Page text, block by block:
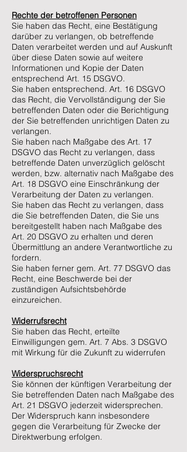
Rechte der betroffenen Personen
Sie haben das Recht, eine Bestätigung
darüber zu verlangen, ob betreffende
Daten verarbeitet werden und auf Auskunft
über diese Daten sowie auf weitere
Informationen und Kopie der Daten
entsprechend Art. 15 DSGVO.
Sie haben entsprechend. Art. 16 DSGVO
das Recht, die Vervollständigung der Sie
betreffenden Daten oder die Berichtigung
der Sie betreffenden unrichtigen Daten zu
verlangen.
Sie haben nach Maßgabe des Art. 17
DSGVO das Recht zu verlangen, dass
betreffende Daten unverzüglich gelöscht
werden, bzw. alternativ nach Maßgabe des
Art. 18 DSGVO eine Einschränkung der
Verarbeitung der Daten zu verlangen.
Sie haben das Recht zu verlangen, dass
die Sie betreffenden Daten, die Sie uns
bereitgestellt haben nach Maßgabe des
Art. 20 DSGVO zu erhalten und deren
Übermittlung an andere Verantwortliche zu
fordern.
Sie haben ferner gem. Art. 77 DSGVO das
Recht, eine Beschwerde bei der
zuständigen Aufsichtsbehörde
einzureichen.
Widerrufsrecht
Sie haben das Recht, erteilte
Einwilligungen gem. Art. 7 Abs. 3 DSGVO
mit Wirkung für die Zukunft zu widerrufen
Widerspruchsrecht
Sie können der künftigen Verarbeitung der
Sie betreffenden Daten nach Maßgabe des
Art. 21 DSGVO jederzeit widersprechen.
Der Widerspruch kann insbesondere
gegen die Verarbeitung für Zwecke der
Direktwerbung erfolgen.